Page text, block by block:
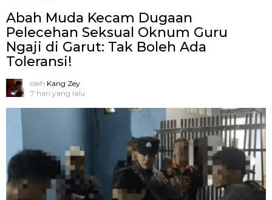
Abah Muda Kecam Dugaan
Pelecehan Seksual Oknum Guru
Ngaji di Garut: Tak Boleh Ada
Toleransi!
oleh Kang Zey
7 hari yang lalu